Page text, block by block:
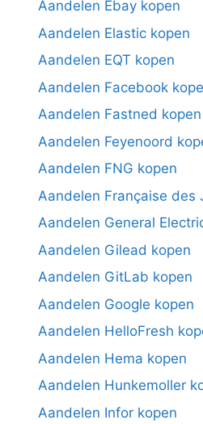
Aandelen Ebay kopen
Aandelen Elastic kopen
Aandelen EQT kopen
Aandelen Facebook
Aandelen Fastned kopen
Aandelen Feyenoord
Aandelen FNG kopen
Aandelen Française des
Aandelen General
Aandelen Gilead kopen
Aandelen GitLab kopen
Aandelen Google kopen
Aandelen HelloFresh
Aandelen Hema kopen
Aandelen Hunkemoller
Aandelen Infor kopen